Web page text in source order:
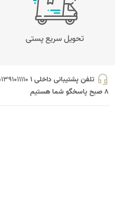
تحویل سریع پستی
headset_mic تلفن پشتیبانی داخلی 1 - 09034646082
8 صبح پاسخگو شما هستیم